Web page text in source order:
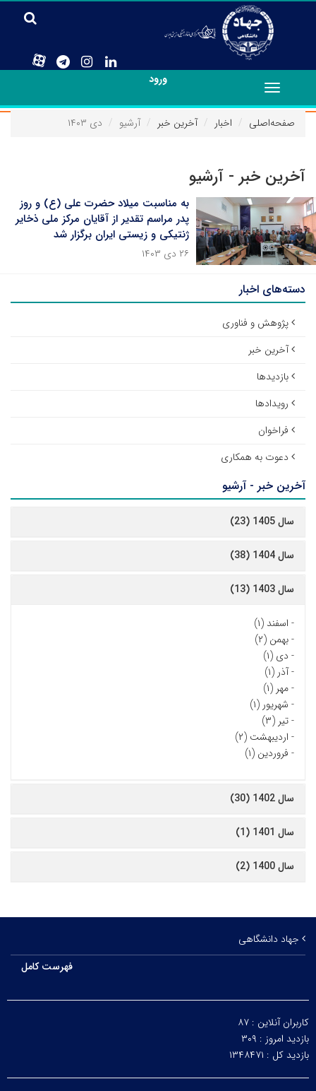
ورود
Toggle
navigation
صفحه‌اصلی
اخبار آخرین خبر آرشیو دی ۱۴۰۳
آخرین خبر - آرشیو
به مناسبت میلاد حضرت علی (ع) و روز
پدر مراسم تقدیر از آقایان مرکز ملی ذخایر
ژنتیکی و زیستی ایران برگزار شد
۲۶ دی ۱۴۰۳
دسته‌های اخبار
پژوهش و فناوری
آخرین خبر
بازدیدها
رویدادها
فراخوان
دعوت به همکاری
آخرین خبر - آرشیو
سال 1405 (23)
سال 1404 (38)
سال 1403 (13)
- اسفند (۱)
-بهمن (۲)
- دی (۱)
-آذر (۱)
-مهر (۱)
- شهریور (۱)
-تیر (۳)
- اردیبهشت (۲)
- فروردین (۱)
سال 1402 (30)
سال 1401 (1)
سال 1400 (2)
جهاد دانشگاهی
فهرست کامل
کاربران آنلاین : ۸۷
بازدید امروز : ۳۰۹
بازدید کل : ۱۳۴۸۴۷۱